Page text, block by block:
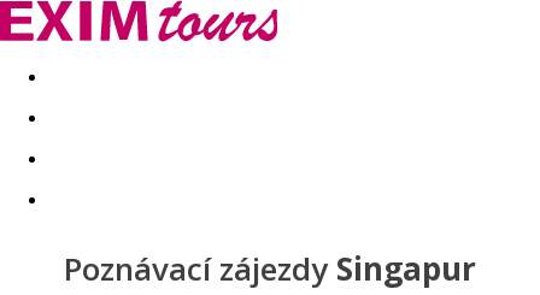
Akční nabídky Last minute
Poznávací zájezdySingapur